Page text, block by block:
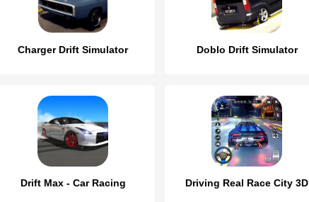
Charger Drift Simulator Doblo Drift Simulator
Drift Max - Car Racing Driving Real Race City 3D